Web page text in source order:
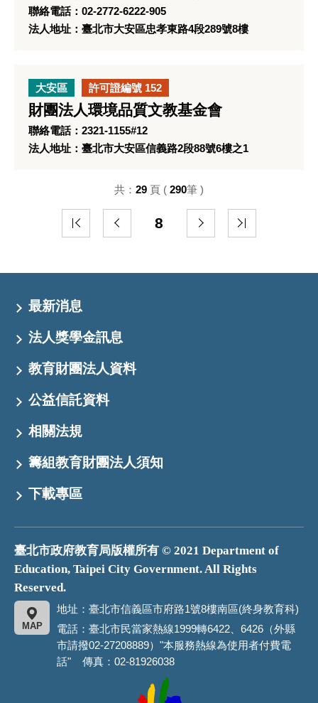
聯絡電話：02-2772-6222-905
法人地址：臺北市大安區忠孝東路4段289號8樓
大安區 許可證編號 152
財團法人環境品質文教基金會
聯絡電話：2321-1155#12
法人地址：臺北市大安區信義路2段88號6樓之1
8
共： 29 頁 ( 290筆 )
最新消息
法人獎學金訊息
教育財團法人資料
公益信託資料
相關法規
籌組教育財團法人須知
下載專區
臺北市政府教育局版權所有 © 2021 Department of
Education, Taipei City Government. All Rights
Reserved.
地址：臺北市信義區市府路1號8樓南區(終身教育科)
MAP
電話：臺北市民當家熱線1999轉6422、6426（外縣
市請撥02-27208889）"本服務熱線為使用者付費電
話" 傳真：02-81926038
市
政